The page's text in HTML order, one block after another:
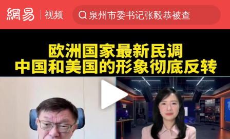
视频
泉州市委书记张毅恭被查
陈垣宇0-3张禹珍 国乒男单全军覆没
秋天的第一杯奶茶到底有多火
中巨芯：上半年归母净利润1405.77万元
四川宜宾高县4.9级地震致1死